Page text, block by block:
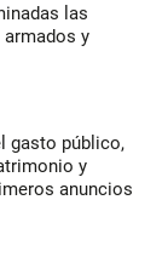
las
y
gasto público,
y
anuncios